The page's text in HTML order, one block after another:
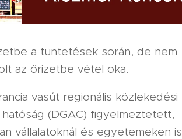
a tüntetések során, de nem
az őrizetbe vétel oka.
vasút regionális közlekedési
(DGAC) figyelmeztetett,
vállalatoknál és egyetemeken is